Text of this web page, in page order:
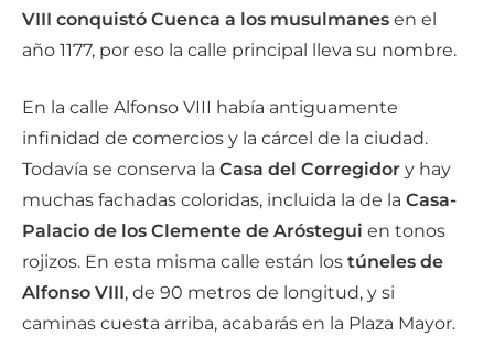
VIII conquistó Cuenca a los musulmanes en el
año 1177, por eso la calle principal lleva su nombre.
En la calle Alfonso VIII había antiguamente
infinidad de comercios y la cárcel de la ciudad.
Todavía se conserva la Casa del Corregidor y hay
muchas fachadas coloridas, incluida la de la Casa-
Palacio de los Clemente de Aróstegui en tonos
rojizos. En esta misma calle están los túneles de
Alfonso VIII, de 90 metros de longitud, y si
caminas cuesta arriba, acabarás en la Plaza Mayor.